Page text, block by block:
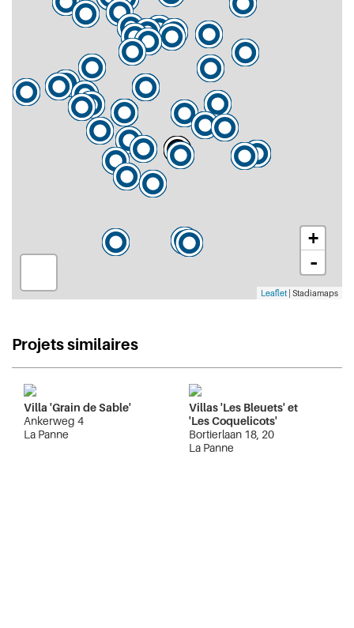
+
-
Leaflet | Stadiamaps
Projets similaires
Villa 'Grain de Sable'
Ankerweg 4
La Panne
Villas 'Les Bleuets' et
'Les Coquelicots'
Bortierlaan 18, 20
La Panne